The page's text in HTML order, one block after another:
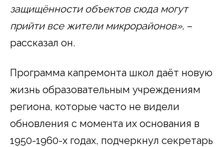
защищённости объектов сюда могут
прийти все жители микрорайонов», –
рассказал он.
Программа капремонта школ даёт новую
жизнь образовательным учреждениям
региона, которые часто не видели
обновления с момента их основания в
1950-1960-х годах, подчеркнул секретарь